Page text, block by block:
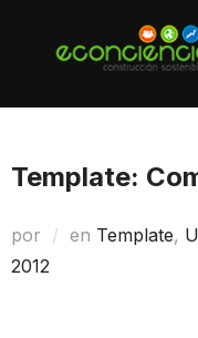
Template:
por en Template,
2012